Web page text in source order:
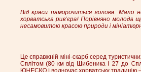
Від краси паморочиться голова. Мало
хорватська рив’єра! Порівняно
несамовитою красою природи і
Це справжній міні-скарб серед
Сплітом (80 км від Шибеника і 27 до